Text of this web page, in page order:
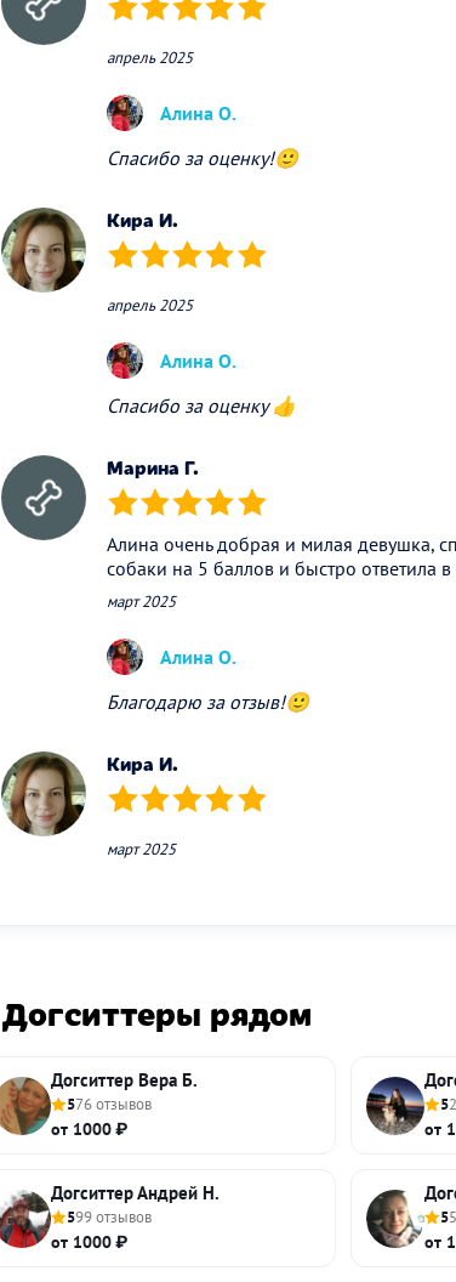
(*) (*) (*) (*) (*)
апрель 2025
Алина О.
Спасибо за оценку!🙂
Кира И.
(*) (*) (*) (*) (*)
апрель 2025
Алина О.
Спасибо за оценку 👍
Марина Г.
(*) (*) (*) (*) (*)
Алина очень добрая и милая девушка,
собаки на 5 баллов и быстро ответила в
март 2025
Алина О.
Благодарю за отзыв!🙂
Кира И.
(*) (*) (*) (*) (*)
март 2025
Догситтеры рядом
Догситтер Вера Б.
576 отзывов
от 1000 ₽
5
от
Догситтер Андрей Н.
599 отзывов
от 1000 ₽
5
от